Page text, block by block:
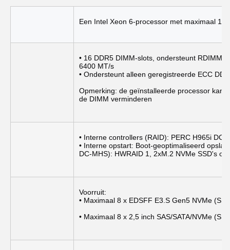
Een Intel Xeon 6-processor met maximaal
• 16 DDR5 DIMM-slots, ondersteunt RDIMM
6400 MT/s
• Ondersteunt alleen geregistreerde ECC
Opmerking: de geïnstalleerde processor kan
de DIMM verminderen
• Interne controllers (RAID): PERC H965i DC-
• Interne opstart: Boot-geoptimaliseerd
DC-MHS): HWRAID 1, 2xM.2 NVMe SSD's of
Voorruit:
• Maximaal 8 x EDSFF E3.S Gen5 NVMe
• Maximaal 8 x 2,5 inch SAS/SATA/NVMe